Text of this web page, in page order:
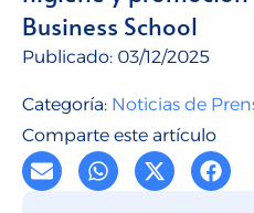
Business School
Publicado: 03/12/2025
Categoría: Noticias de
Comparte este artículo